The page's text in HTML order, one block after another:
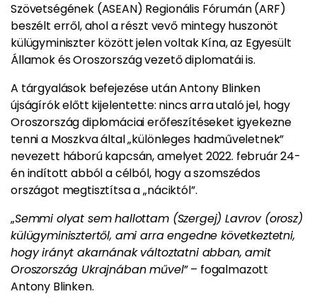
Szövetségének (ASEAN) Regionális Fórumán (ARF)
beszélt erről, ahol a részt vevő mintegy huszonöt
külügyminiszter között jelen voltak Kína, az Egyesült
Államok és Oroszország vezető diplomatái is.
A tárgyalások befejezése után Antony Blinken
újságírók előtt kijelentette: nincs arra utaló jel, hogy
Oroszország diplomáciai erőfeszítéseket igyekezne
tenni a Moszkva által „különleges hadműveletnek”
nevezett háború kapcsán, amelyet 2022. február 24-
én indított abból a célból, hogy a szomszédos
országot megtisztítsa a „náciktól”.
„Semmi olyat sem hallottam (Szergej) Lavrov (orosz)
külügyminisztertől, ami arra engedne következtetni,
hogy irányt akarnának változtatni abban, amit
Oroszország Ukrajnában művel” – fogalmazott
Antony Blinken.